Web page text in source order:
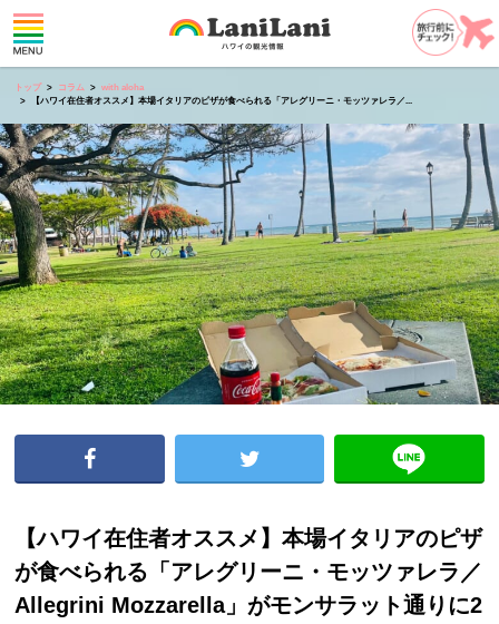
トップ コラム
with aloha
【ハワイ在住者オススメ】本場イタリアのピザが食べられる「アレグリーニ・モッツァレラ／...
【ハワイ在住者オススメ】本場イタリアのピザ
が食べられる「アレグリーニ・モッツァレラ／
Allegrini Mozzarella」がモンサラット通りに2